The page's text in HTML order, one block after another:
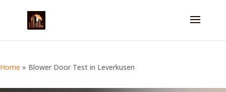
Home » Blower Door Test in Leverkusen